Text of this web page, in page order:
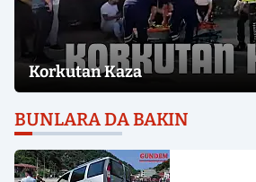
Korkutan Kaza
BUNLARA DA BAKIN